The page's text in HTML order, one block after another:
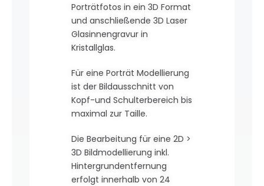
Porträtfotos in ein 3D Format
und anschließende 3D Laser
Glasinnengravur in
Kristallglas.
Für eine Porträt Modellierung
ist der Bildausschnitt von
Kopf-und Schulterbereich bis
maximal zur Taille.
Die Bearbeitung für eine 2D >
3D Bildmodellierung inkl.
Hintergrundentfernung
erfolgt innerhalb von 24